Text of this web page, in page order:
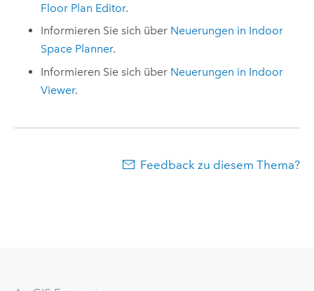
Floor Plan Editor.
Informieren Sie sich über Neuerungen in Indoor
Space Planner.
Informieren Sie sich über Neuerungen in Indoor
Viewer.
Feedback zu diesem Thema?